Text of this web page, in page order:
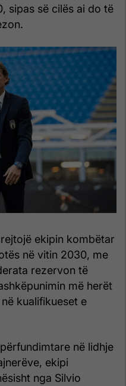
sipas së cilës ai do të
ekipin kombëtar
në vitin 2030, me
rezervon të
më herët
kualifikueset e
në lidhje
ekipi
nga Silvio